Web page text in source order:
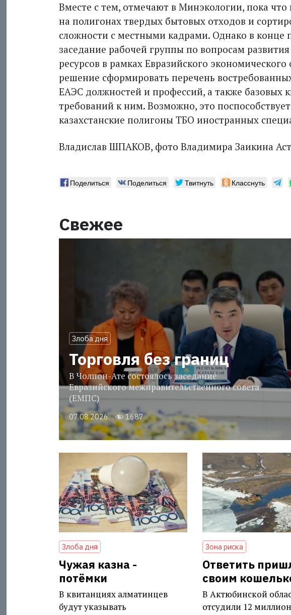
Вместе с тем, отмечают в Мин­экологии, пока что
на полигонах твердых бытовых отходов и
сложности с местными кадрами. Однако в конце
заседание рабочей группы по вопросам
ресурсов в рамках Евразийского
решение сформировать перечень
ЕАЭС должностей и профессий, а также базовых
требований к ним. Возможно, это
казахстанские полигоны ТБО иностранных
Владислав ШПАКОВ, фото Владимира Заикина
Поделиться Поделиться Твитнуть Класснуть
Свежее
Злоба дня
Торговля без границ
В Чолпон-Ате состоялось заседание
Евразийского межправительственного совета
(ЕМПС)
07.08.2026 1687
Злоба дня
Чужая казна -
потёмки
В квитанциях алматинцев
будут указывать
Зона риска
Ответить
своим
В Актюбинской
отсудили 12